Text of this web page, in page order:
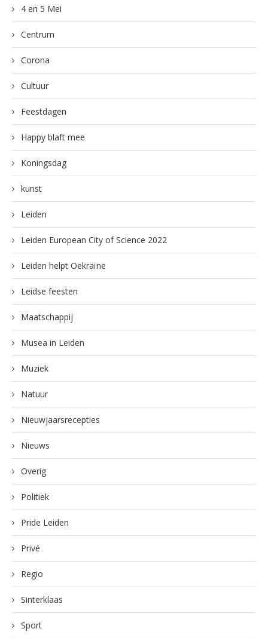
4 en 5 Mei
Centrum
Corona
Cultuur
Feestdagen
Happy blaft mee
Koningsdag
kunst
Leiden
Leiden European City of Science 2022
Leiden helpt Oekraïne
Leidse feesten
Maatschappij
Musea in Leiden
Muziek
Natuur
Nieuwjaarsrecepties
Nieuws
Overig
Politiek
Pride Leiden
Privé
Regio
Sinterklaas
Sport